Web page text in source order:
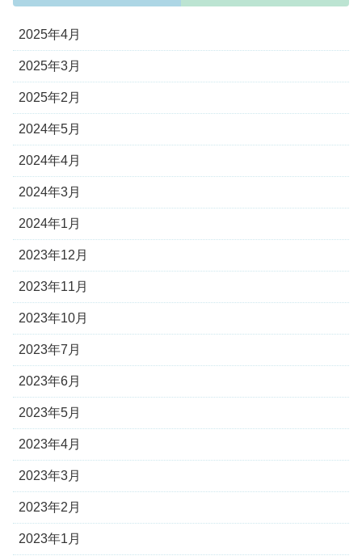
2025年4月
2025年3月
2025年2月
2024年5月
2024年4月
2024年3月
2024年1月
2023年12月
2023年11月
2023年10月
2023年7月
2023年6月
2023年5月
2023年4月
2023年3月
2023年2月
2023年1月